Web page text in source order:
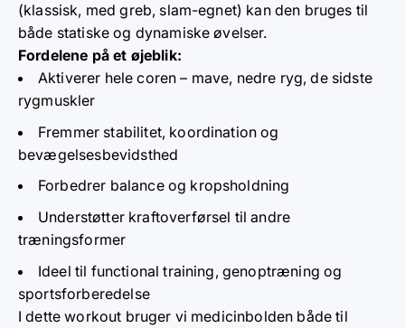
(klassisk, med greb, slam-egnet) kan den bruges til
både statiske og dynamiske øvelser.
Fordelene på et øjeblik:
Aktiverer hele coren – mave, nedre ryg, de sidste
rygmuskler
Fremmer stabilitet, koordination og
bevægelsesbevidsthed
Forbedrer balance og kropsholdning
Understøtter kraftoverførsel til andre
træningsformer
Ideel til functional training, genoptræning og
sportsforberedelse
I dette workout bruger vi medicinbolden både til